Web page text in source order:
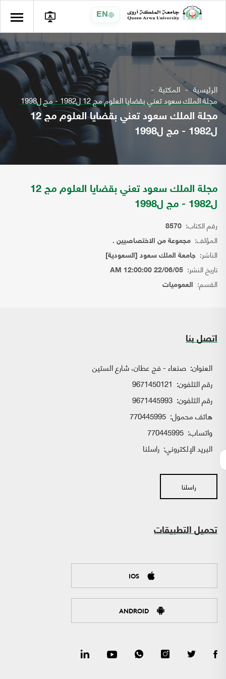
EN
الرئيسية المكتبة
مجلة الملك سعود تعني بقضايا العلوم مج 12 ل1982 - مج ل1998
مجلة الملك سعود تعني بقضايا العلوم مج 12
ل1982 - مج ل1998
مجلة الملك سعود تعني بقضايا العلوم مج 12
ل1982 - مج ل1998
رقم الكتاب: 8570
المؤلف: مجموعة من الاختصاصيين .
الناشر: جامعة الملك سعود [السعودية]
تاريخ النشر: 22/06/05 12:00:00 AM
القسم: العموميات
اتصل بنا
العنوان: صنعاء - فج عطان، شارع الستين
رقم التلفون: 9671450121
رقم التلفون: 9671445993
هاتف محمول: 770445995
واتساب:
البريد الإلكتروني: راسلنا
راسلنا
تحميل التطبيقات
IOS
ANDROID